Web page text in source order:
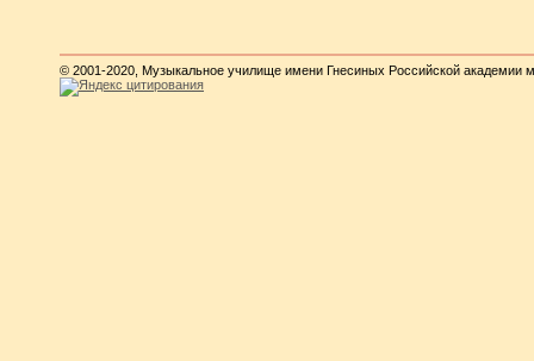
© 2001-2020, Музыкальное училище имени Гнесиных Российской